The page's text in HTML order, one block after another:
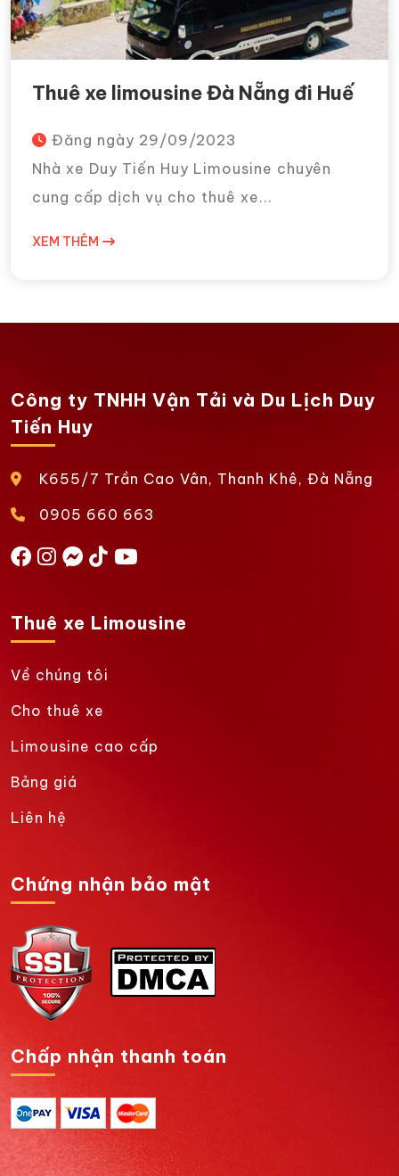
Thuê xe limousine Đà Nẵng đi Huế
Đăng ngày 29/09/2023
Nhà xe Duy Tiến Huy Limousine chuyên
cung cấp dịch vụ cho thuê xe...
XEM THÊM
Công ty TNHH Vận Tải và Du Lịch Duy
Tiến Huy
K655/7 Trần Cao Vân, Thanh Khê, Đà Nẵng
0905 660 663
Thuê xe Limousine
Về chúng tôi
Cho thuê xe
Limousine cao cấp
Bảng giá
Liên hệ
Chứng nhận bảo mật
Chấp nhận thanh toán